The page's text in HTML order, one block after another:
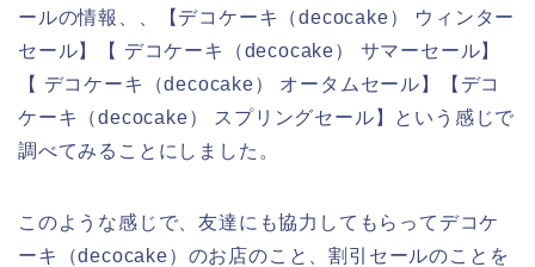
ールの情報、、【デコケーキ（decocake） ウィンター
セール】【 デコケーキ（decocake） サマーセール】
【 デコケーキ（decocake） オータムセール】【デコ
ケーキ（decocake） スプリングセール】という感じで
調べてみることにしました。
このような感じで、友達にも協力してもらってデコケ
ーキ（decocake）のお店のこと、割引セールのことを